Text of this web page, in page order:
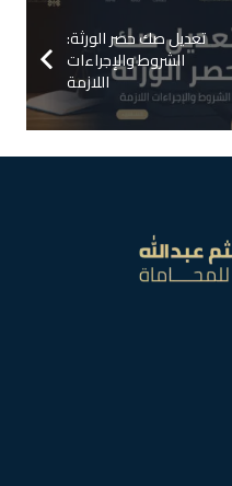
تعديل صك حصر الورثة:
الشروط والإجراءات
اللازمة